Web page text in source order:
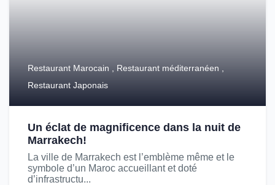
Restaurant Marocain , Restaurant méditerranéen ,
Restaurant Japonais
Un éclat de magnificence dans la nuit de
Marrakech!
La ville de Marrakech est l’emblème même et le
symbole d’un Maroc accueillant et doté
d’infrastructu...